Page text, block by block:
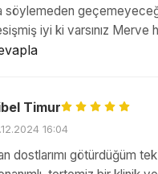
söylemeden
iyi ki varsınız Merve
Timur
16:04
dostlarımı götürdüğüm